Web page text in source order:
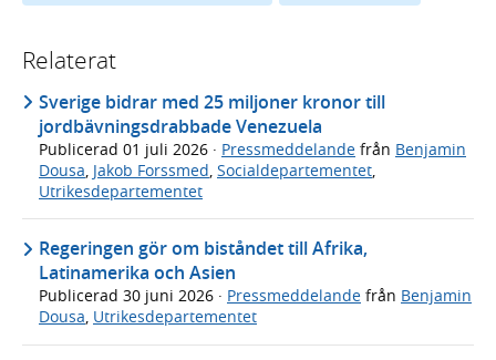
Relaterat
Sverige bidrar med 25 miljoner kronor till
jordbävningsdrabbade Venezuela
Publicerad 01 juli 2026 · Pressmeddelande från Benjamin
Dousa Jakob Forssmed Socialdepartementet
Utrikesdepartementet
Regeringen gör om biståndet till Afrika,
Latinamerika och Asien
Publicerad 30 juni 2026 · Pressmeddelande från Benjamin
Dousa, Utrikesdepartementet